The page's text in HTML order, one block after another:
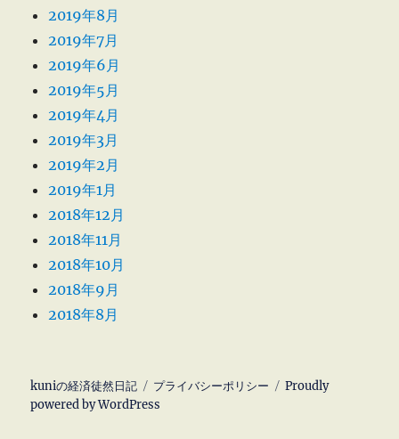
2019年8月
2019年7月
2019年6月
2019年5月
2019年4月
2019年3月
2019年2月
2019年1月
2018年12月
2018年11月
2018年10月
2018年9月
2018年8月
kuniの経済徒然日記 プライバシーポリシー
Proudly
powered by WordPress